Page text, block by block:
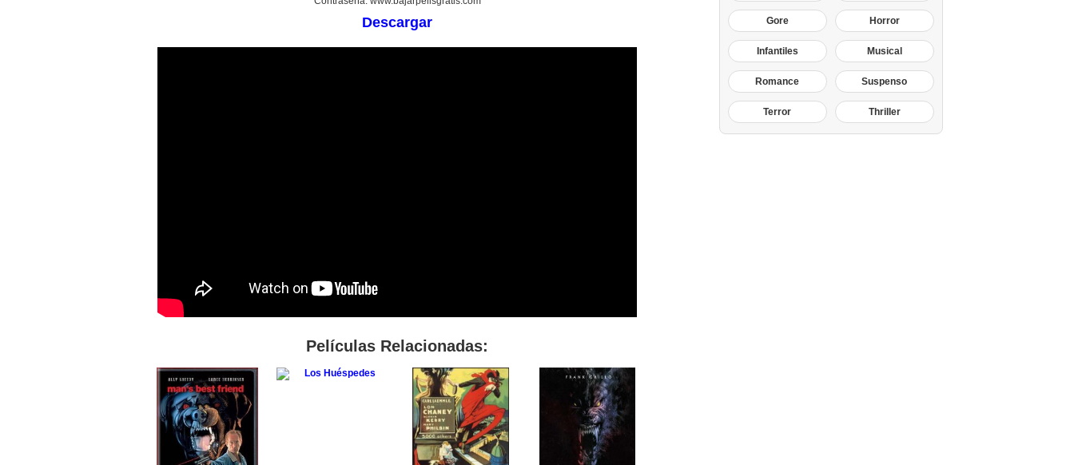
Descargar
Películas Relacionadas:
Gore Horror
Infantiles Musical
Romance Suspenso
Terror Thriller